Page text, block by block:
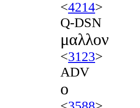
<4214>
Q-DSN
μαλλον
<3123>
ADV
ο